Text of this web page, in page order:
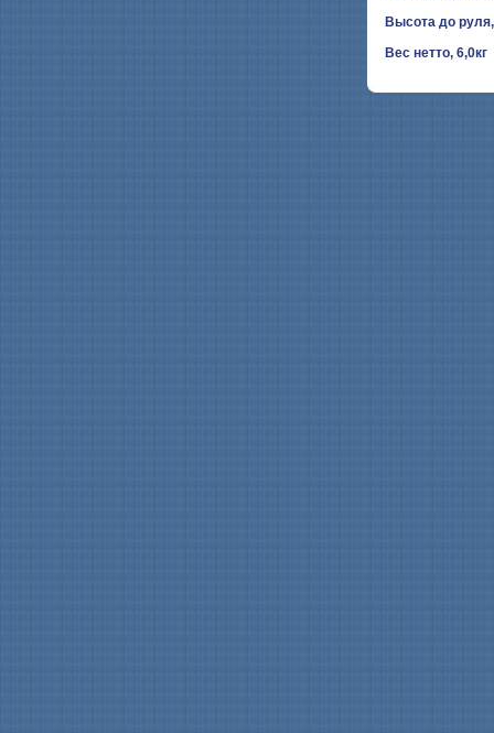
Высота до
Вес нетто, 6,0кг